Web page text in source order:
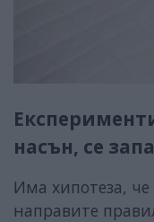
насън, се
Има хипотеза,
направите